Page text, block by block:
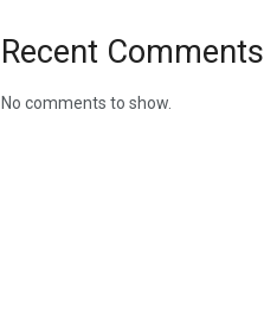
Recent Comments
No comments to show.